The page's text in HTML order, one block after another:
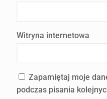
Witryna internetowa
Zapamiętaj moje
podczas pisania